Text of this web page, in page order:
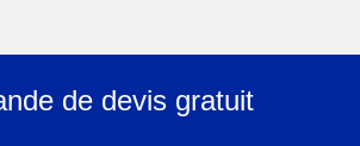
de devis gratuit